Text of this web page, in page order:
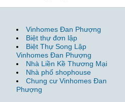
Vinhomes Đan Phượng
Biệt thự đơn lập
Biệt Thự Song Lập
Vinhomes Đan Phượng
Nhà Liền Kề Thương Mại
Nhà phố shophouse
Chung cư Vinhomes Đan
Phượng